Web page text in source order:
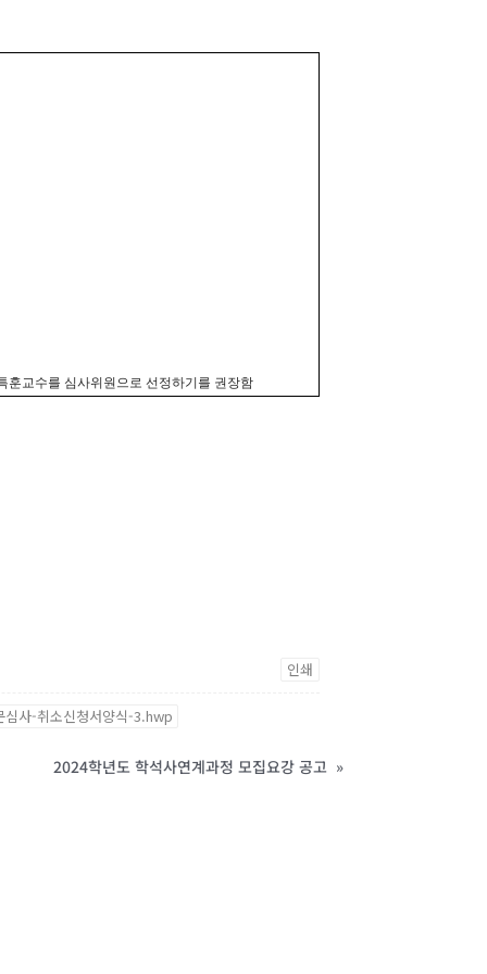
교수를 심사위원으로 선정하기를 권장함
인쇄
심사-취소신청서양식-3.hwp
2024학년도 학석사연계과정 모집요강 공고 »